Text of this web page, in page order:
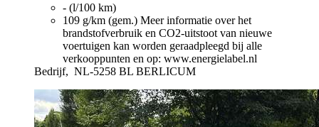
- (l/100 km)
109 g/km (gem.) Meer informatie over het
brandstofverbruik en CO2-uitstoot van nieuwe
voertuigen kan worden geraadpleegd bij alle
verkooppunten en op: www.energielabel.nl
Bedrijf, NL-5258 BL BERLICUM